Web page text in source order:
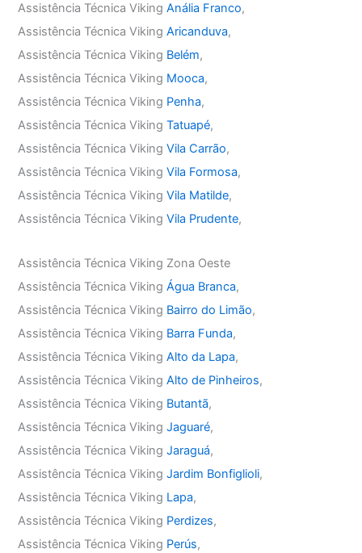
Assistência Técnica VikingAnália Franco,
Assistência Técnica VikingAricanduva,
Assistência Técnica Viking Belém,
Assistência Técnica Viking Mooca,
Assistência Técnica Viking Penha,
Assistência Técnica VikingTatuapé,
Assistência Técnica VikingVila Carrão,
Assistência Técnica VikingVila Formosa,
Assistência Técnica VikingVila Matilde,
Assistência Técnica VikingVila Prudente,
Assistência Técnica Viking Zona Oeste
Assistência Técnica VikingÁgua Branca,
Assistência Técnica Viking Bairro do Limão,
Assistência Técnica Viking Barra Funda,
Assistência Técnica VikingAlto da Lapa,
Assistência Técnica VikingAlto de Pinheiros,
Assistência Técnica Viking Butantã,
Assistência Técnica VikingJaguaré,
Assistência Técnica VikingJaraguá,
Assistência Técnica VikingJardim Bonfiglioli,
Assistência Técnica Viking Lapa,
Assistência Técnica Viking Perdizes,
Assistência Técnica Viking Perús,